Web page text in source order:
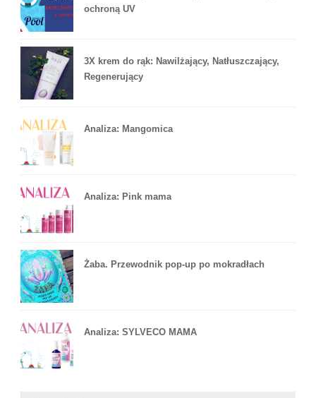
ochroną UV
3X krem do rąk: Nawilżający, Natłuszczający,
Regenerujący
Analiza: Mangomica
Analiza: Pink mama
Żaba. Przewodnik pop-up po mokradłach
Analiza: SYLVECO MAMA